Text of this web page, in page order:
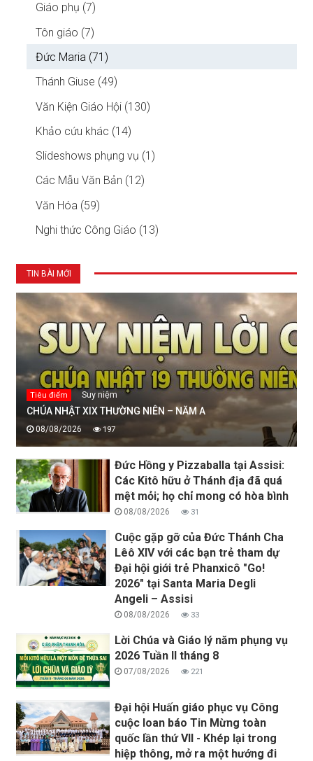
Giáo phụ (7)
Tôn giáo (7)
Đức Maria (71)
Thánh Giuse (49)
Văn Kiện Giáo Hội (130)
Khảo cứu khác (14)
Slideshows phụng vụ (1)
Các Mẫu Văn Bản (12)
Văn Hóa (59)
Nghi thức Công Giáo (13)
TIN BÀI MỚI
Tiêu điểm Suy niệm
CHÚA NHẬT XIX THƯỜNG NIÊN – NĂM A
08/08/2026 197
Đức Hồng y Pizzaballa tại Assisi:
Các Kitô hữu ở Thánh địa đã quá
mệt mỏi; họ chỉ mong có hòa bình
08/08/2026 31
Cuộc gặp gỡ của Đức Thánh Cha
Lêô XIV với các bạn trẻ tham dự
Đại hội giới trẻ Phanxicô "Go!
2026" tại Santa Maria Degli
Angeli – Assisi
08/08/2026 33
Lời Chúa và Giáo lý năm phụng vụ
2026 Tuần II tháng 8
07/08/2026 221
Đại hội Huấn giáo phục vụ Công
cuộc loan báo Tin Mừng toàn
quốc lần thứ VII - Khép lại trong
hiệp thông, mở ra một hướng đi